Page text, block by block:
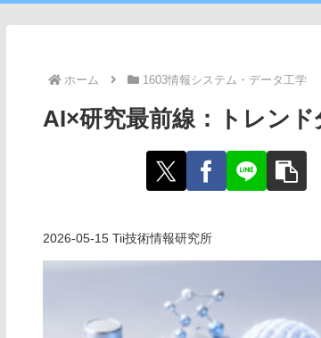
ホーム 1603情報システム・データ工学
AI×研究最前線：トレンド
2026-05-15 Tii技術情報研究所